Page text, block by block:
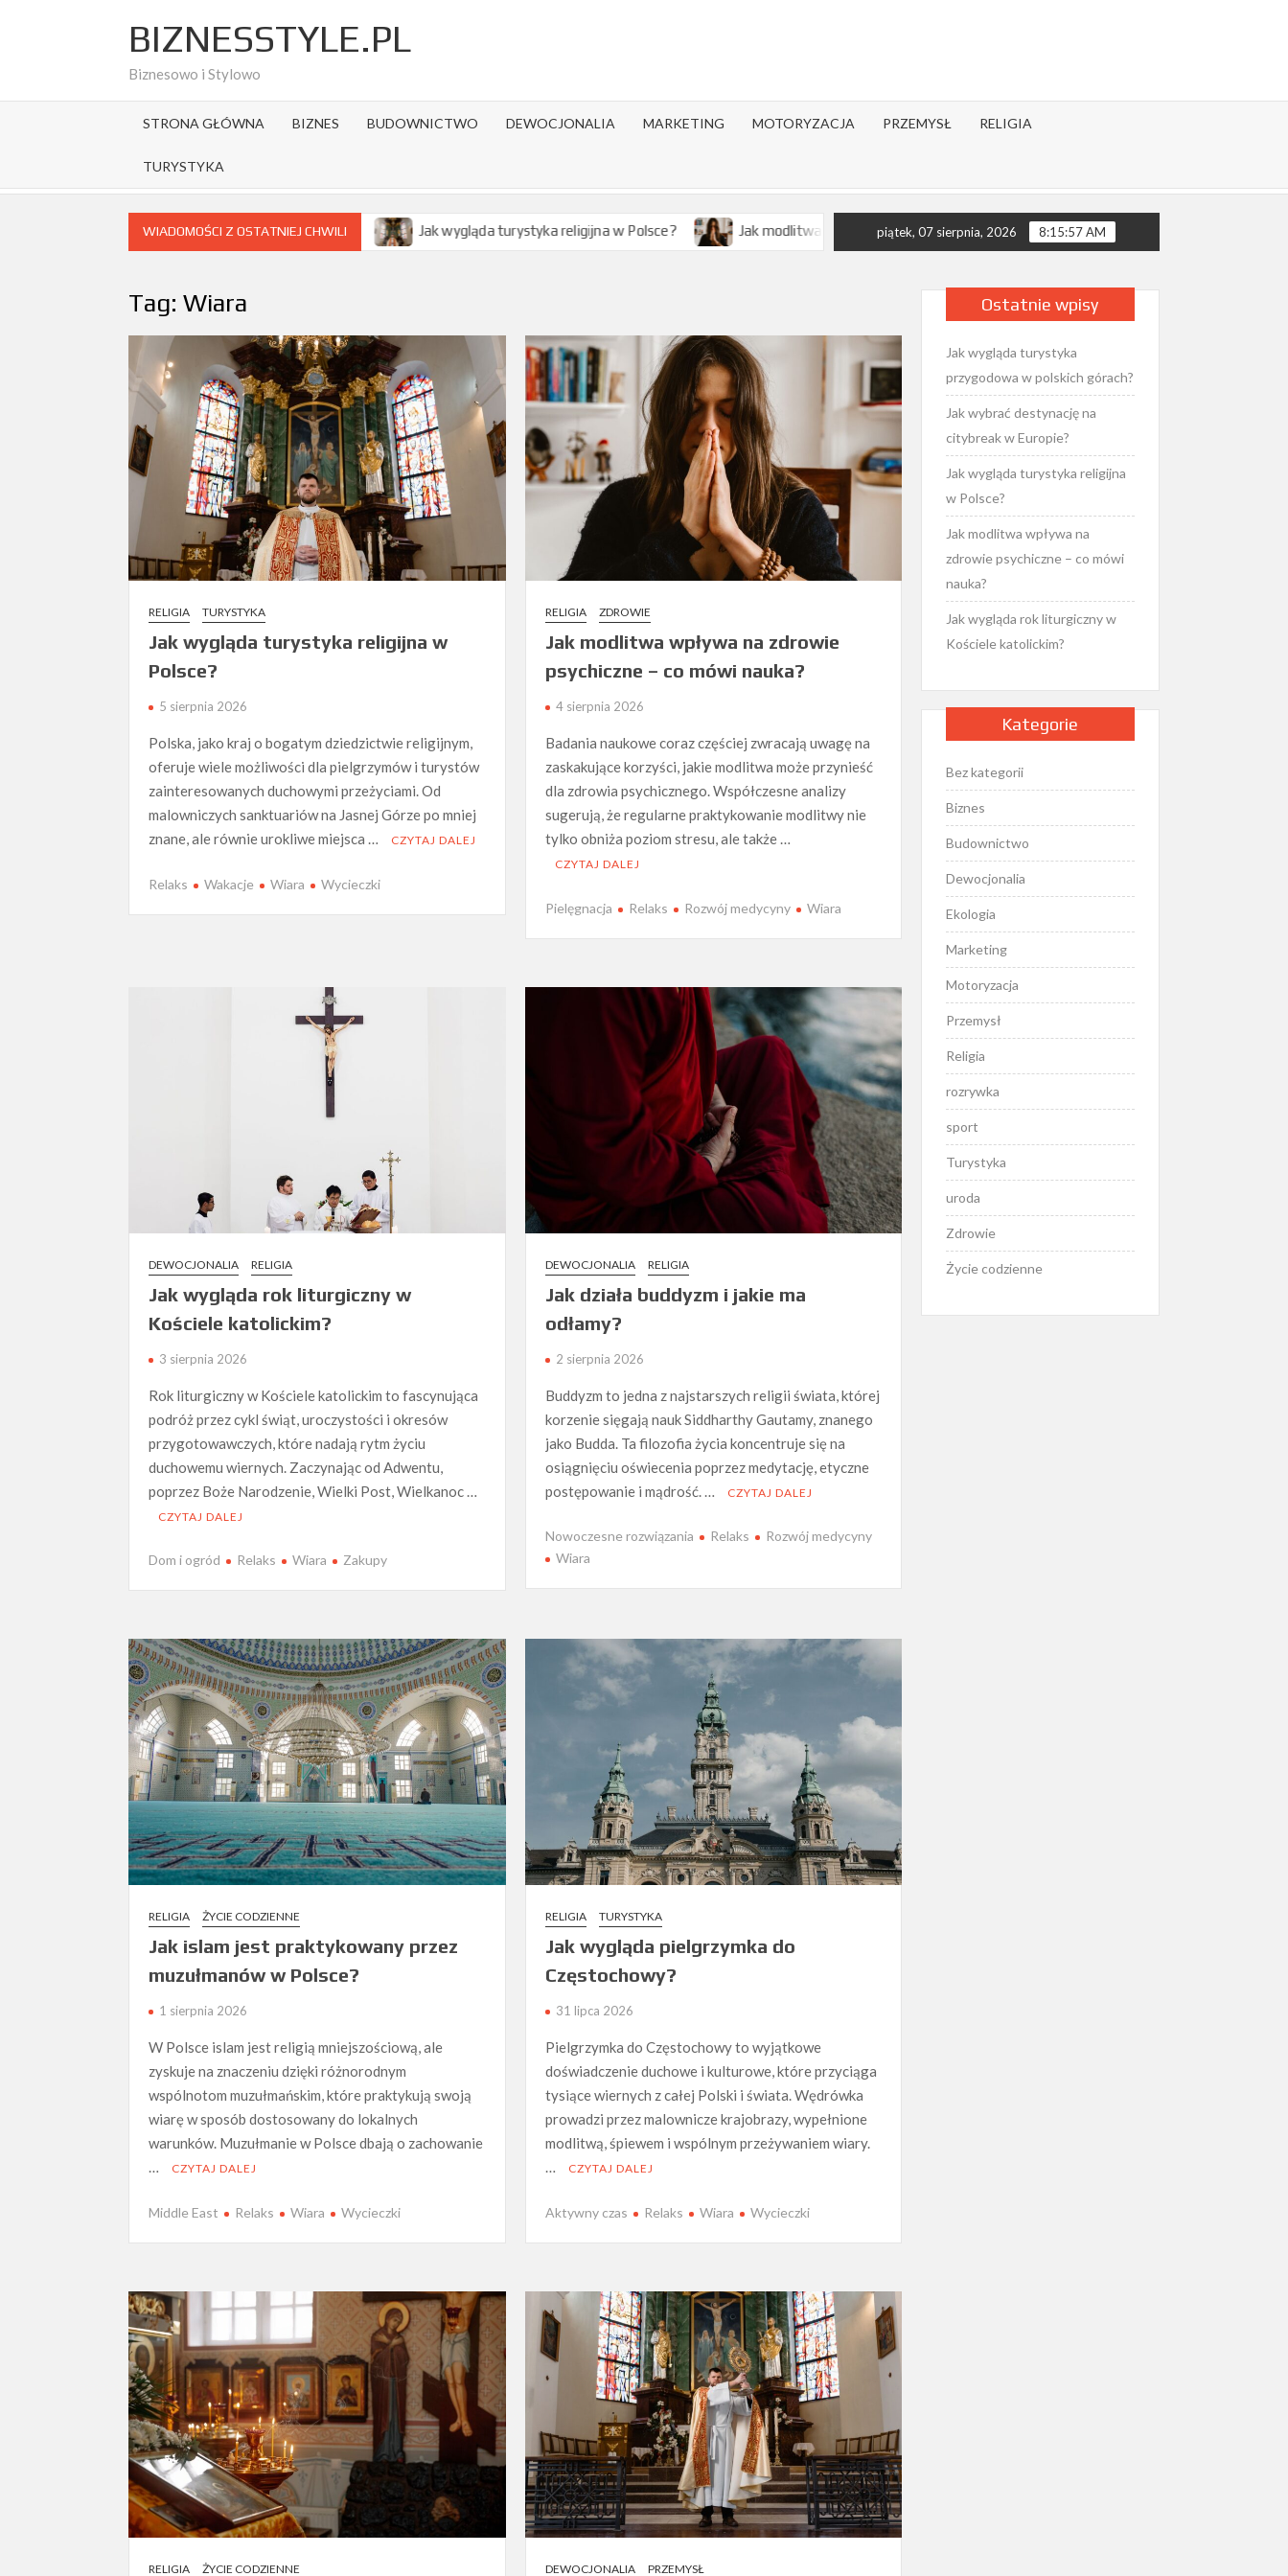
BIZNESSTYLE.PL
Biznesowo i Stylowo
STRONA GŁÓWNA BIZNES BUDOWNICTWO DEWOCJONALIA MARKETING MOTORYZACJA PRZEMYSŁ RELIGIA
TURYSTYKA
WIADOMOŚCI Z OSTATNIEJ CHWILI
destynację na citybreak w Europie? Jak wygląda turystyka religijna w Polsce? Jak modlitwa wpływa na zdrowie psychiczne – co mówi nauka? Jak wygląda rok liturgiczny w
piątek, 07 sierpnia, 2026 8:15:59 AM
Tag:Wiara
RELIGIA TURYSTYKA
Jak wygląda turystyka religijna w
Polsce?
5 sierpnia 2026
Polska, jako kraj o bogatym dziedzictwie religijnym,
oferuje wiele możliwości dla pielgrzymów i turystów
zainteresowanych duchowymi przeżyciami. Od
malowniczych sanktuariów na Jasnej Górze po mniej
znane, ale równie urokliwe miejsca …
CZYTAJ DALEJ
Relaks Wakacje Wiara Wycieczki
RELIGIA ZDROWIE
Jak modlitwa wpływa na zdrowie
psychiczne – co mówi nauka?
4 sierpnia 2026
Badania naukowe coraz częściej zwracają uwagę na
zaskakujące korzyści, jakie modlitwa może przynieść
dla zdrowia psychicznego. Współczesne analizy
sugerują, że regularne praktykowanie modlitwy nie
tylko obniża poziom stresu, ale także …
CZYTAJ DALEJ
Pielęgnacja Relaks Rozwój medycyny Wiara
DEWOCJONALIA RELIGIA
Jak wygląda rok liturgiczny w
Kościele katolickim?
3 sierpnia 2026
Rok liturgiczny w Kościele katolickim to fascynująca
podróż przez cykl świąt, uroczystości i okresów
przygotowawczych, które nadają rytm życiu
duchowemu wiernych. Zaczynając od Adwentu,
poprzez Boże Narodzenie, Wielki Post, Wielkanoc …
CZYTAJ DALEJ
Dom i ogród Relaks Wiara Zakupy
DEWOCJONALIA RELIGIA
Jak działa buddyzm i jakie ma
odłamy?
2 sierpnia 2026
Buddyzm to jedna z najstarszych religii świata, której
korzenie sięgają nauk Siddharthy Gautamy, znanego
jako Budda. Ta filozofia życia koncentruje się na
osiągnięciu oświecenia poprzez medytację, etyczne
postępowanie i mądrość. …
CZYTAJ DALEJ
Nowoczesne rozwiązania Relaks
Rozwój medycyny
Wiara
RELIGIA ŻYCIE CODZIENNE
Jak islam jest praktykowany przez
muzułmanów w Polsce?
1 sierpnia 2026
W Polsce islam jest religią mniejszościową, ale
zyskuje na znaczeniu dzięki różnorodnym
wspólnotom muzułmańskim, które praktykują swoją
wiarę w sposób dostosowany do lokalnych
warunków. Muzułmanie w Polsce dbają o zachowanie
…
CZYTAJ DALEJ
Middle East Relaks Wiara Wycieczki
RELIGIA TURYSTYKA
Jak wygląda pielgrzymka do
Częstochowy?
31 lipca 2026
Pielgrzymka do Częstochowy to wyjątkowe
doświadczenie duchowe i kulturowe, które przyciąga
tysiące wiernych z całej Polski i świata. Wędrówka
prowadzi przez malownicze krajobrazy, wypełnione
modlitwą, śpiewem i wspólnym przeżywaniem wiary.
…
CZYTAJ DALEJ
Aktywny czas Relaks Wiara Wycieczki
RELIGIA ŻYCIE CODZIENNE DEWOCJONALIA PRZEMYSŁ
Ostatnie wpisy
Jak wygląda turystyka
przygodowa w polskich górach?
Jak wybrać destynację na
citybreak w Europie?
Jak wygląda turystyka religijna
w Polsce?
Jak modlitwa wpływa na
zdrowie psychiczne – co mówi
nauka?
Jak wygląda rok liturgiczny w
Kościele katolickim?
Kategorie
Bez kategorii
Biznes
Budownictwo
Dewocjonalia
Ekologia
Marketing
Motoryzacja
Przemysł
Religia
rozrywka
sport
Turystyka
uroda
Zdrowie
Życie codzienne